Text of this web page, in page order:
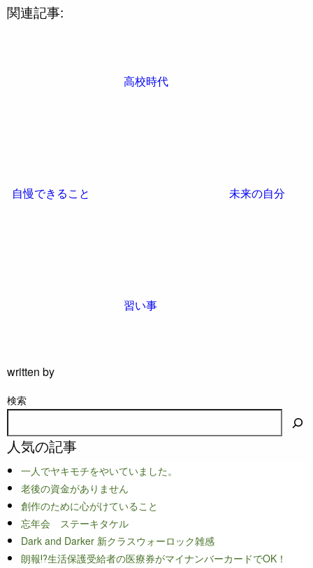
関連記事:
高校時代
自慢できること 未来の自分
習い事
written by
検索
人気の記事
一人でヤキモチをやいていました。
老後の資金がありません
創作のために心がけていること
忘年会 ステーキタケル
Dark and Darker 新クラスウォーロック雑感
朗報⁉生活保護受給者の医療券がマイナンバーカードでOK！